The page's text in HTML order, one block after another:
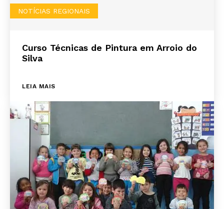
NOTÍCIAS REGIONAIS
Curso Técnicas de Pintura em Arroio do
Silva
LEIA MAIS